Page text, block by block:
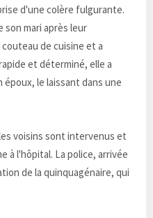
d'une colère fulgurante.
mari après leur
de cuisine et a
et déterminé, elle a
le laissant dans une
voisins sont intervenus et
à l'hôpital. La police, arrivée
de la quinquagénaire, qui